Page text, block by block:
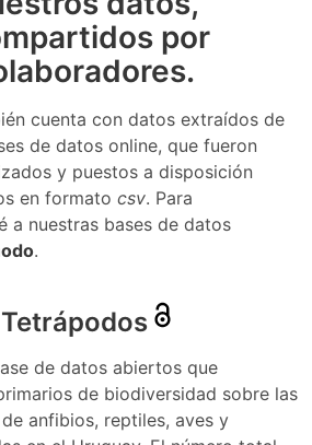
por
cuenta con datos extraídos de
de datos online, que fueron
y puestos a disposición
en formato csv. Para
a nuestras bases de datos
.
de datos abiertos que
de biodiversidad sobre las
anfibios, reptiles, aves y